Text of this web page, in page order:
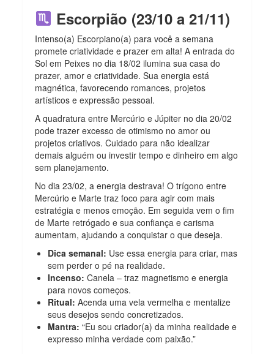
Escorpião (23/10 a 21/11)
Intenso(a) Escorpiano(a) para você a semana
promete criatividade e prazer em alta! A entrada do
Sol em Peixes no dia 18/02 ilumina sua casa do
prazer, amor e criatividade. Sua energia está
magnética, favorecendo romances, projetos
artísticos e expressão pessoal.
A quadratura entre Mercúrio e Júpiter no dia 20/02
pode trazer excesso de otimismo no amor ou
projetos criativos. Cuidado para não idealizar
demais alguém ou investir tempo e dinheiro em algo
sem planejamento.
No dia 23/02, a energia destrava! O trígono entre
Mercúrio e Marte traz foco para agir com mais
estratégia e menos emoção. Em seguida vem o fim
de Marte retrógado e sua confiança e carisma
aumentam, ajudando a conquistar o que deseja.
Dica semanal: Use essa energia para criar, mas
sem perder o pé na realidade.
Incenso: Canela – traz magnetismo e energia
para novos começos.
Ritual: Acenda uma vela vermelha e mentalize
seus desejos sendo concretizados.
Mantra: “Eu sou criador(a) da minha realidade e
expresso minha verdade com paixão.”